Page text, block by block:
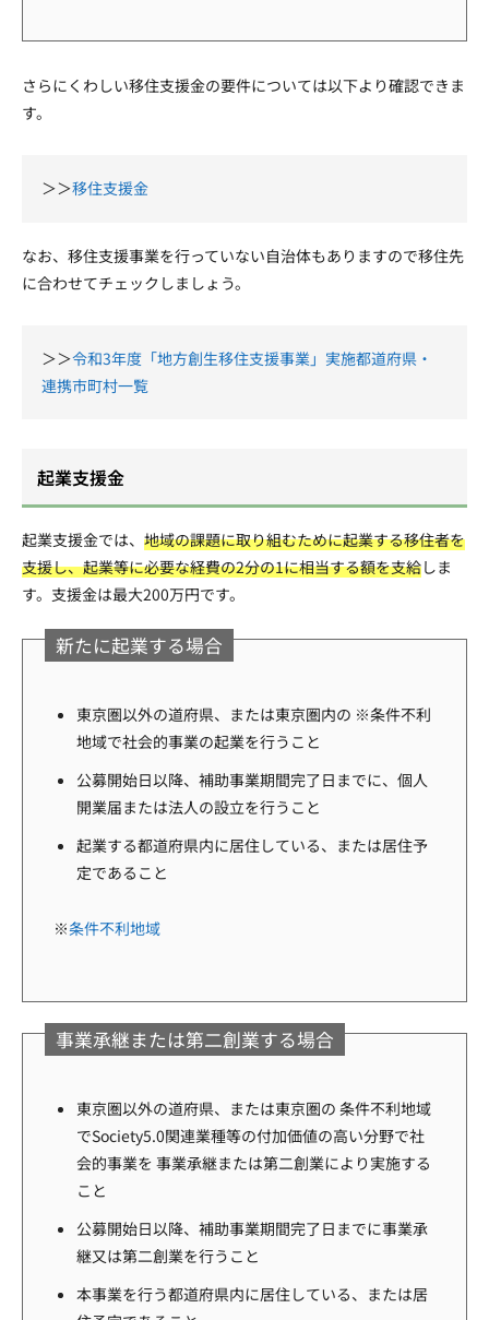
さらにくわしい移住支援金の要件については以下より確認できま
す。
＞＞移住支援金
なお、移住支援事業を行っていない自治体もありますので移住先
に合わせてチェックしましょう。
＞＞令和3年度「地方創生移住支援事業」実施都道府県・
連携市町村一覧
起業支援金
起業支援金では、 地域の課題に取り組むために起業する移住者を
支援し、起業等に必要な経費の2分の1に相当する額を支給しま
す。支援金は最大200万円です。
新たに起業する場合
東京圏以外の道府県、または東京圏内の ※条件不利
地域で社会的事業の起業を行うこと
公募開始日以降、補助事業期間完了日までに、個人
開業届または法人の設立を行うこと
起業する都道府県内に居住している、または居住予
定であること
※条件不利地域
事業承継または第二創業する場合
東京圏以外の道府県、または東京圏の 条件不利地域
でSociety5.0関連業種等の付加価値の高い分野で社
会的事業を 事業承継または第二創業により実施する
こと
公募開始日以降、補助事業期間完了日までに事業承
継又は第二創業を行うこと
本事業を行う都道府県内に居住している、または居